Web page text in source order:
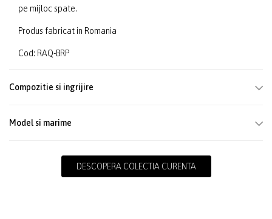
pe mijloc spate.
Produs fabricat in Romania
Cod: RAQ-BRP
Compozitie si ingrijire
Model si marime
DESCOPERA COLECTIA CURENTA